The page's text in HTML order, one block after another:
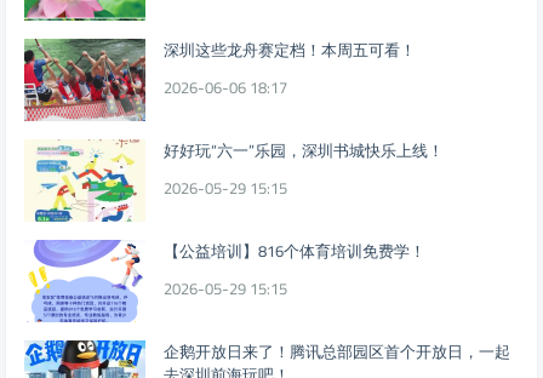
深圳这些龙舟赛定档！本周五可看！
2026-06-06 18:17
好好玩“六一”乐园，深圳书城快乐上线！
2026-05-29 15:15
【公益培训】816个体育培训免费学！
2026-05-29 15:15
企鹅开放日来了！腾讯总部园区首个开放日，一起